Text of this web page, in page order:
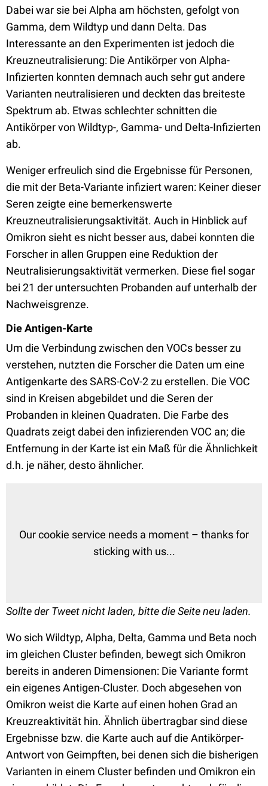
Dabei war sie bei Alpha am höchsten, gefolgt von
Gamma, dem Wildtyp und dann Delta. Das
Interessante an den Experimenten ist jedoch die
Kreuzneutralisierung: Die Antikörper von Alpha-
Infizierten konnten demnach auch sehr gut andere
Varianten neutralisieren und deckten das breiteste
Spektrum ab. Etwas schlechter schnitten die
Antikörper von Wildtyp-, Gamma- und Delta-Infizierten
ab.
Weniger erfreulich sind die Ergebnisse für Personen,
die mit der Beta-Variante infiziert waren: Keiner dieser
Seren zeigte eine bemerkenswerte
Kreuzneutralisierungsaktivität. Auch in Hinblick auf
Omikron sieht es nicht besser aus, dabei konnten die
Forscher in allen Gruppen eine Reduktion der
Neutralisierungsaktivität vermerken. Diese fiel sogar
bei 21 der untersuchten Probanden auf unterhalb der
Nachweisgrenze.
Die Antigen-Karte
Um die Verbindung zwischen den VOCs besser zu
verstehen, nutzten die Forscher die Daten um eine
Antigenkarte des SARS-CoV-2 zu erstellen. Die VOC
sind in Kreisen abgebildet und die Seren der
Probanden in kleinen Quadraten. Die Farbe des
Quadrats zeigt dabei den infizierenden VOC an; die
Entfernung in der Karte ist ein Maß für die Ähnlichkeit
d.h. je näher, desto ähnlicher.
Our cookie service needs a moment – thanks for
sticking with us...
Sollte der Tweet nicht laden, bitte die Seite neu laden.
Wo sich Wildtyp, Alpha, Delta, Gamma und Beta noch
im gleichen Cluster befinden, bewegt sich Omikron
bereits in anderen Dimensionen: Die Variante formt
ein eigenes Antigen-Cluster. Doch abgesehen von
Omikron weist die Karte auf einen hohen Grad an
Kreuzreaktivität hin. Ähnlich übertragbar sind diese
Ergebnisse bzw. die Karte auch auf die Antikörper-
Antwort von Geimpften, bei denen sich die bisherigen
Varianten in einem Cluster befinden und Omikron ein